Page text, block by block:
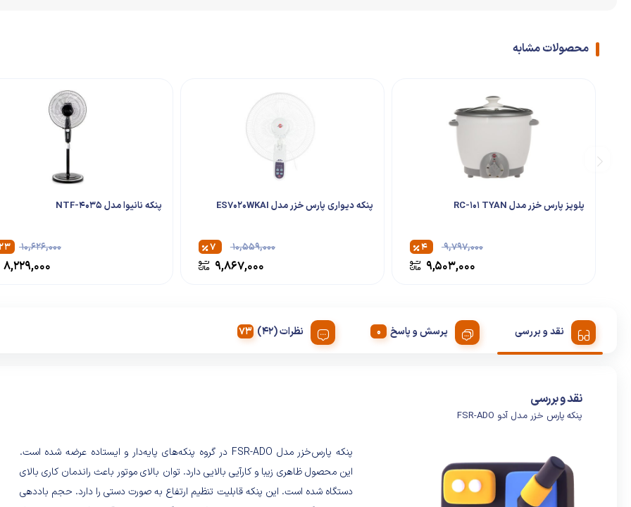
محصولات مشابه
پلوپز پارس خزر مدل RC-101 TYAN
۹,۷۹۷,۰۰۰
۹,۵۰۳,۰۰۰
۴
پنکه دیواری پارس خزر مدل ES7020WKAI
۱۰,۵۵۹,۰۰۰
۹,۸۶۷,۰۰۰
۷
پنکه نانیوا مدل 4035-NTF
۱۰,۶۲۶,۰۰۰
۸,۲۲۹,۰۰۰
نقد و بررسی پرسش و پاسخ نظرات (42)
نقد و بررسی
پنکه پارس خزر مدل آدو FSR-ADO
پنکه پارس‌خزر مدل FSR-ADO در گروه پنکه‌های پایه‌دار و ایستاده عرضه شده است.
این محصول ظاهری زیبا و کارآیی بالایی دارد. توان بالای موتور باعث راندمان کاری بالای
دستگاه شده است. این پنکه قابلیت تنظیم ارتفاع به صورت دستی را دارد. حجم باددهی